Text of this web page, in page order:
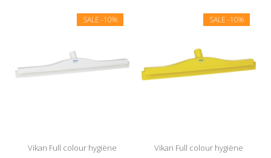
SALE -10%
Vikan Full colour hygiëne
SALE -10%
Vikan Full colour hygiëne